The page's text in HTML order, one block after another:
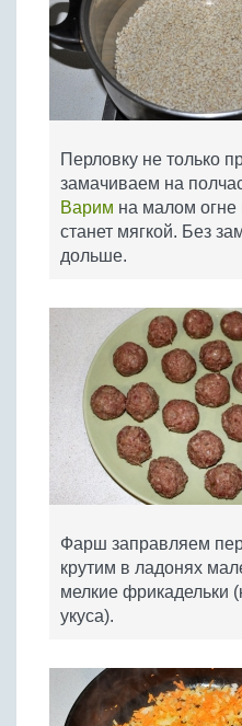
Перловку не только
замачиваем на
Варим на малом огне
станет мягкой. Без
дольше.
Фарш заправляем
крутим в ладонях
мелкие фрикадельки
укуса).